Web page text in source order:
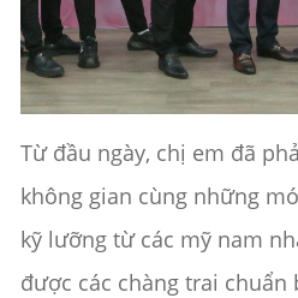
Từ đầu ngày, chị em đã
không gian cùng những
kỹ lưỡng từ các mỹ nam
được các chàng trai